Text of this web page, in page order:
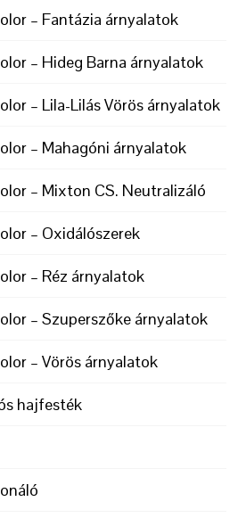
– Fantázia árnyalatok
– Hideg Barna árnyalatok
– Lila-Lilás Vörös árnyalatok
– Mahagóni árnyalatok
– Mixton CS. Neutralizáló
– Oxidálószerek
– Réz árnyalatok
– Szuperszőke árnyalatok
– Vörös árnyalatok
hajfesték